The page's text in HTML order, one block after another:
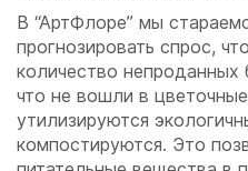
В “АртФлоре” мы
прогнозировать спрос,
количество непроданных
что не вошли в
утилизируются
компостируются. Это